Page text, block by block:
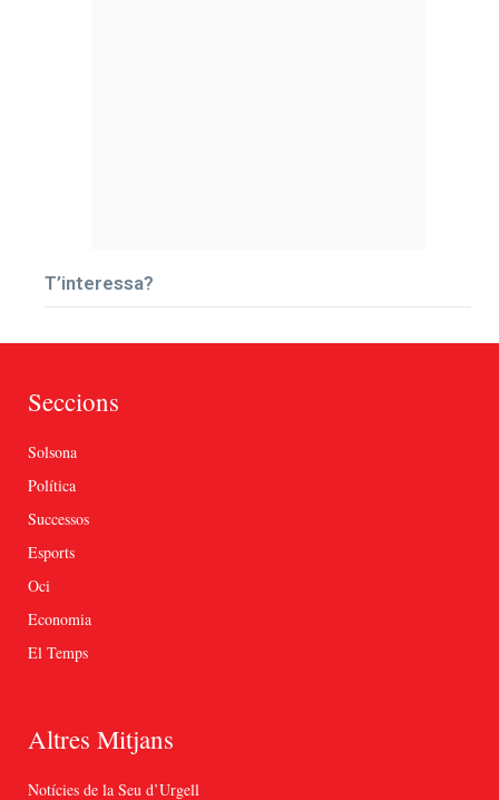
T’interessa?
Seccions
Solsona
Política
Successos
Esports
Oci
Economia
El Temps
Altres Mitjans
Notícies de la Seu d’Urgell